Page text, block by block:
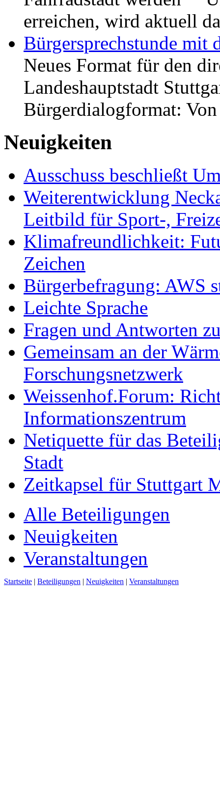
erreichen, wird aktuell
Bürgersprechstunde mit
Neues Format für den
Landeshauptstadt
Bürgerdialogformat:
Neuigkeiten
Ausschuss beschließt
Weiterentwicklung
Leitbild für Sport-,
Klimafreundlichkeit:
Zeichen
Bürgerbefragung: AWS
Leichte Sprache
Fragen und Antworten
Gemeinsam an der
Forschungsnetzwerk
Weissenhof.Forum:
Informationszentrum
Netiquette für das
Stadt
Zeitkapsel für Stuttgart
Alle Beteiligungen
Neuigkeiten
Veranstaltungen
Startseite | Beteiligungen | Neuigkeiten | Veranstaltungen